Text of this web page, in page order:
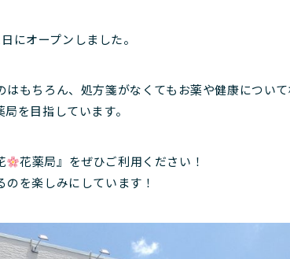
にオープンしました。
もちろん、処方箋がなくてもお薬や健康について
を目指しています。
花薬局』をぜひご利用ください！
を楽しみにしています！